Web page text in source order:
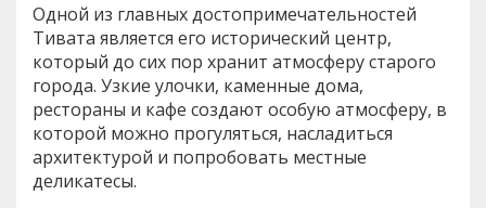
Одной из главных достопримечательностей
Тивата является его исторический центр,
который до сих пор хранит атмосферу старого
города. Узкие улочки, каменные дома,
рестораны и кафе создают особую атмосферу, в
которой можно прогуляться, насладиться
архитектурой и попробовать местные
деликатесы.